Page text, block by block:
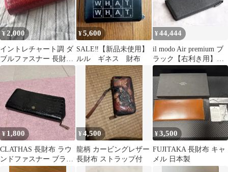
¥2,000
イントレチャート調 ダ
ブルファスナー 長財布
レッド
¥5,600
SALE‼️【新品未使用】
ルル ギネス 財布
¥44,444
il modo Air premium ブ
ラック【右利き用】
STATUSY
¥ 1,800
CLATHAS 長財布 ラウ
ンドファスナー ブラッ
¥4,500
龍柄 カービングレザー
長財布 ストラップ付
¥3,500
FUJITAKA 長財布 キャ
メル 日本製